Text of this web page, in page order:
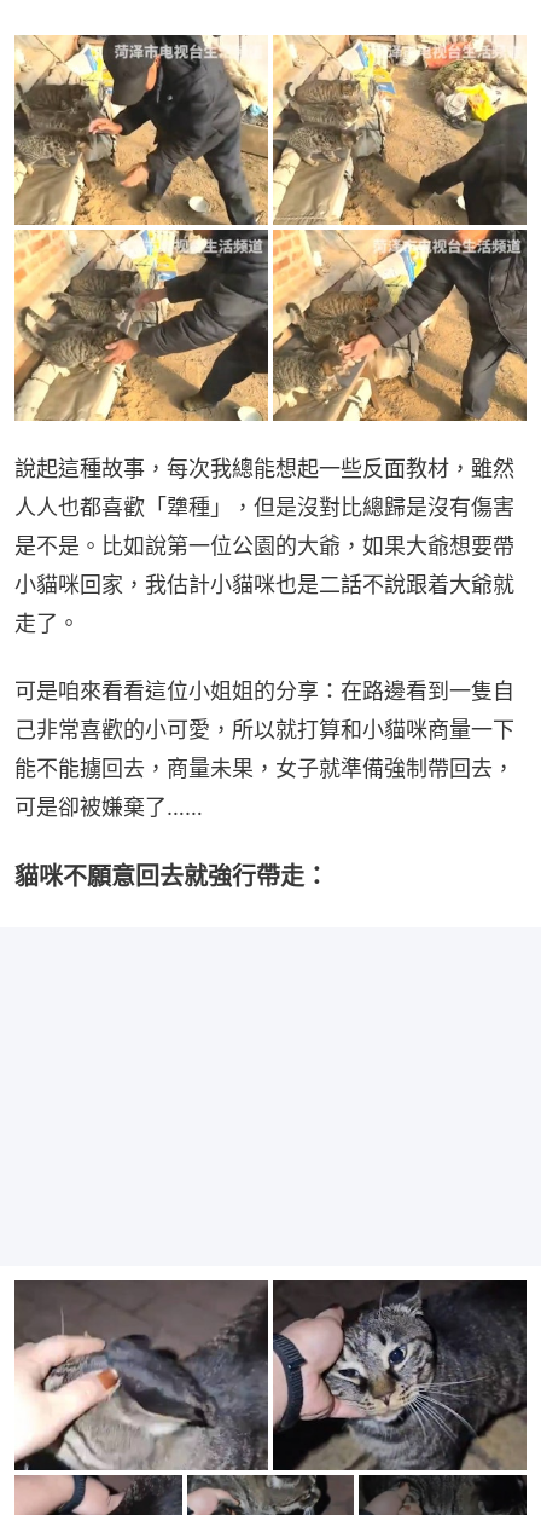
說起這種故事，每次我總能想起一些反面教材，雖然
人人也都喜歡「犟種」，但是沒對比總歸是沒有傷害
是不是。比如說第一位公園的大爺，如果大爺想要帶
小貓咪回家，我估計小貓咪也是二話不說跟着大爺就
走了。
可是咱來看看這位小姐姐的分享：在路邊看到一隻自
己非常喜歡的小可愛，所以就打算和小貓咪商量一下
能不能擄回去，商量未果，女子就準備強制帶回去，
可是卻被嫌棄了……
貓咪不願意回去就強行帶走：